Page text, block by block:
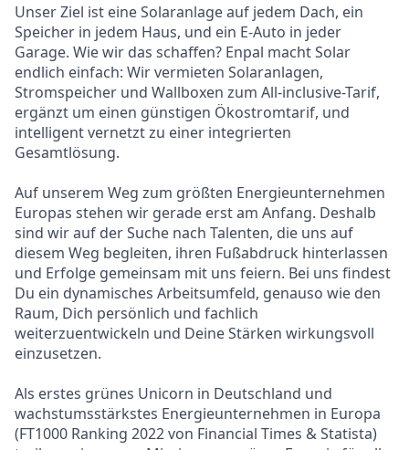
Unser Ziel ist eine Solaranlage auf jedem Dach, ein
Speicher in jedem Haus, und ein E-Auto in jeder
Garage. Wie wir das schaffen? Enpal macht Solar
endlich einfach: Wir vermieten Solaranlagen,
Stromspeicher und Wallboxen zum All-inclusive-Tarif,
ergänzt um einen günstigen Ökostromtarif, und
intelligent vernetzt zu einer integrierten
Gesamtlösung.
Auf unserem Weg zum größten Energieunternehmen
Europas stehen wir gerade erst am Anfang. Deshalb
sind wir auf der Suche nach Talenten, die uns auf
diesem Weg begleiten, ihren Fußabdruck hinterlassen
und Erfolge gemeinsam mit uns feiern. Bei uns findest
Du ein dynamisches Arbeitsumfeld, genauso wie den
Raum, Dich persönlich und fachlich
weiterzuentwickeln und Deine Stärken wirkungsvoll
einzusetzen.
Als erstes grünes Unicorn in Deutschland und
wachstumsstärkstes Energieunternehmen in Europa
(FT1000 Ranking 2022 von Financial Times & Statista)